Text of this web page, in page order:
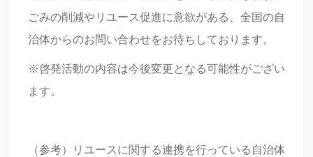
ごみの削減やリユース促進に意欲がある、全国の自
治体からのお問い合わせをお待ちしております。
※啓発活動の内容は今後変更となる可能性がござい
ます。
（参考）リユースに関する連携を行っている自治体